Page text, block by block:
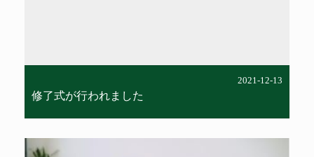
2021-12-13
修了式が行われました